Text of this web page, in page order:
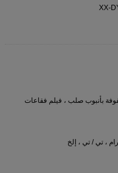
XX-
بأنبوب صلب ، فيلم فقاعات
، تي / تي ، إلخ